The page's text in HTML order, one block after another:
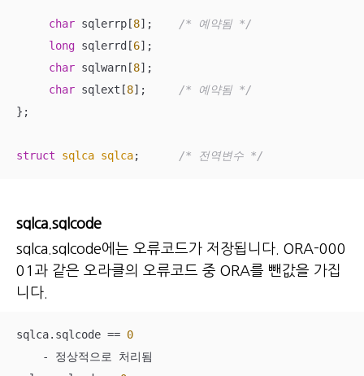
char sqlerrp[8]; /* 예약됨 */
long sqlerrd[6];
char sqlwarn[8];
char sqlext[8]; /* 예약됨 */
};
struct sqlca sqlca; /* 전역변수 */
sqlca.sqlcode
sqlca.sqlcode에는 오류코드가 저장됩니다. ORA-000
01과 같은 오라클의 오류코드 중 ORA를 뺀값을 가집
니다.
sqlca.sqlcode == 0
    - 정상적으로 처리됨